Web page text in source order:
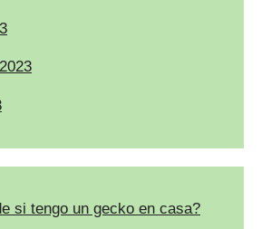
si tengo un gecko en casa?